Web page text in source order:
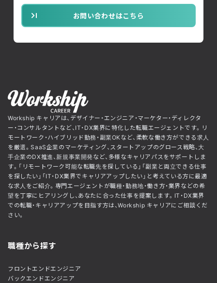
お問い合わせはこちら
Workship キャリアは、デザイナー・エンジニア・マーケター・ディレクタ
ー・コンサルタントなど、IT・DX業界に特化した転職エージェントです。リ
モートワーク・ハイブリッド勤務・副業OKなど、柔軟な働き方ができる求人
を厳選。SaaS企業のマーケティング、スタートアップのグロース戦略、大
手企業のDX推進、新規事業開発など、多様なキャリアパスをサポートしま
す。「リモートワーク可能な転職先を探している」「副業と両立できる仕事
を探したい」「IT・DX業界でキャリアアップしたい」と考えている方に最適
な求人をご紹介。専門エージェントが職種・勤務地・働き方・業界などの希
望を丁寧にヒアリングし、あなたに合った仕事を提案します。IT・DX業界
での転職・キャリアアップを目指す方は、Workship キャリアにご相談くだ
さい。
職種から探す
フロントエンドエンジニア
バックエンドエンジニア